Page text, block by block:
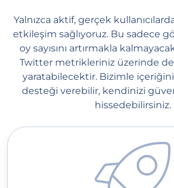
Yalnızca aktif, gerçek
etkileşim sağlıyoruz. Bu sadece
oy sayısını artırmakla
Twitter metrikleriniz üzerinde
yaratabilecektir. Bizimle
desteği verebilir, kendinizi
hissedebilirsiniz.